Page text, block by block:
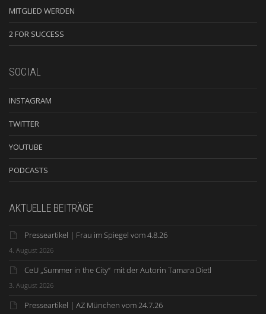
MITGLIED WERDEN
2 FOR SUCCESS
SOCIAL
INSTAGRAM
TWITTER
YOUTUBE
PODCASTS
AKTUELLE BEITRÄGE
Presseartikel | Frau im Spiegel vom 4.8.26
4. August 2026
CeU „Summer in the City“ mit der Autorin Tamara Dietl
3. August 2026
Presseartikel | AZ München vom 24.7.26